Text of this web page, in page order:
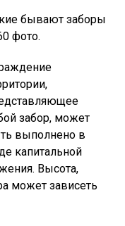
бывают заборы
фото.
забор, может
выполнено в
капитальной
Высота,
может зависеть